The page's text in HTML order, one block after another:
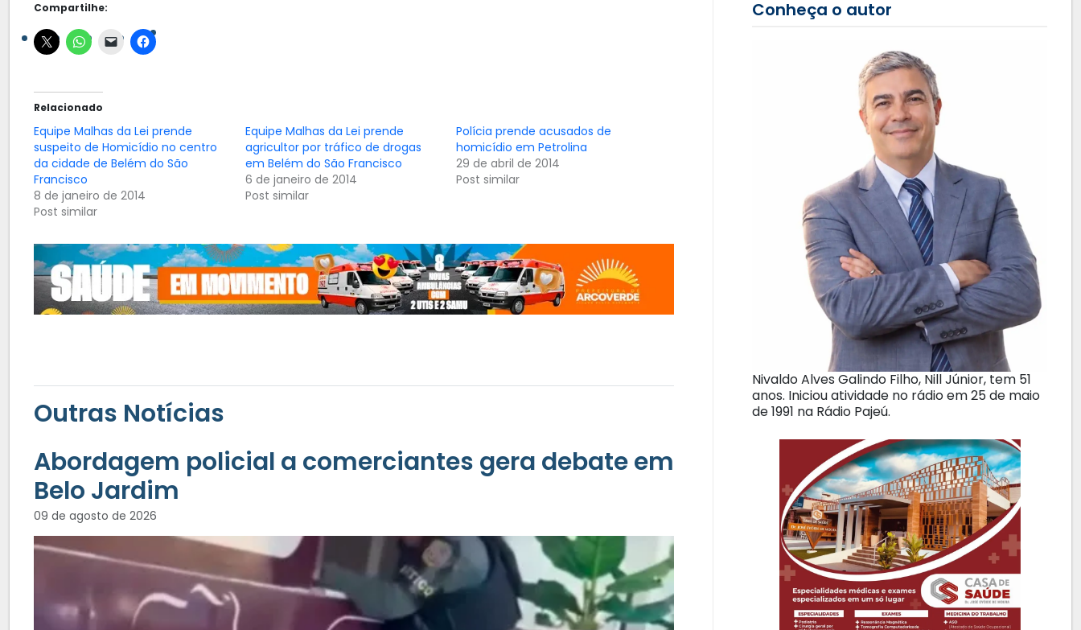
Compartilhe:
Relacionado
Equipe Malhas da Lei prende
suspeito de Homicídio no centro
da cidade de Belém do São
Francisco
8 de janeiro de 2014
Post similar
Equipe Malhas da Lei prende
agricultor por tráfico de drogas
em Belém do São Francisco
6 de janeiro de 2014
Post similar
Polícia prende acusados de
homicídio em Petrolina
29 de abril de 2014
Post similar
Outras Notícias
Abordagem policial a comerciantes gera debate em
Belo Jardim
09 de agosto de 2026
Conheça o autor
Nivaldo Alves Galindo Filho, Nill Júnior, tem 51
anos. Iniciou atividade no rádio em 25 de maio
de 1991 na Rádio Pajeú.